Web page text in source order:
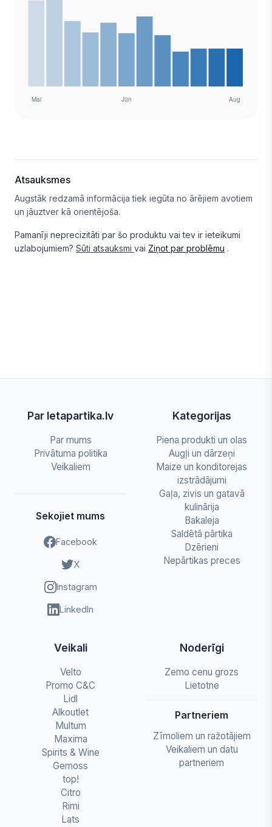
Atsauksmes
Augstāk redzamā informācija tiek iegūta no ārējiem avotiem
un jāuztver kā orientējoša.
Pamanīji neprecizitāti par šo produktu vai tev ir ieteikumi
uzlabojumiem? Sūti atsauksmi vai Ziņot par problēmu .
Par letapartika.lv
Par mums
Privātuma politika
Veikaliem
Sekojiet mums
Facebook
X
Instagram
LinkedIn
Kategorijas
Piena produkti un olas
Augļi un dārzeņi
Maize un konditorejas
izstrādājumi
Gaļa, zivis un gatavā
kulinārija
Bakaleja
Saldētā pārtika
Dzērieni
Nepārtikas preces
Veikali
Velto
Promo C&C
Lidl
Alkoutlet
Multum
Maxima
Spirits & Wine
Gemoss
top!
Citro
Rimi
Lats
Noderīgi
Zemo cenu grozs
Lietotne
Partneriem
Zīmoliem un ražotājiem
Veikaliem un datu
partneriem